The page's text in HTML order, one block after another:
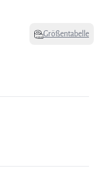
Größentabelle